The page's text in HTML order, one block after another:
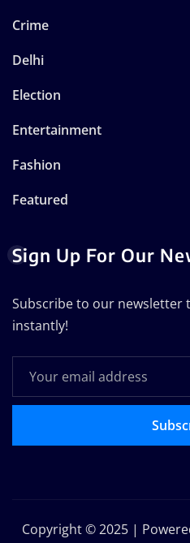
Crime
Delhi
Election
Entertainment
Fashion
Featured
Sign Up For Our
Subscribe to our newsletter
instantly!
Copyright © 2025 |